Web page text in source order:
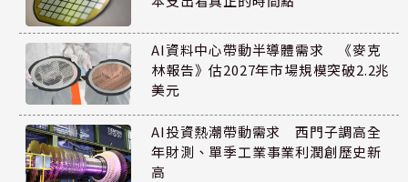
AI資料中心帶動半導體需求 《麥克
林報告》估2027年市場規模突破2.2兆
美元
AI投資熱潮帶動需求 西門子調高全
年財測、單季工業事業利潤創歷史新
高